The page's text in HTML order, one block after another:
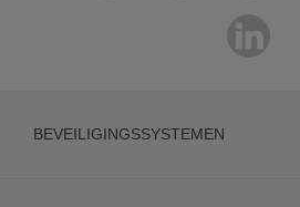
BEVEILIGINGSSYSTEMEN